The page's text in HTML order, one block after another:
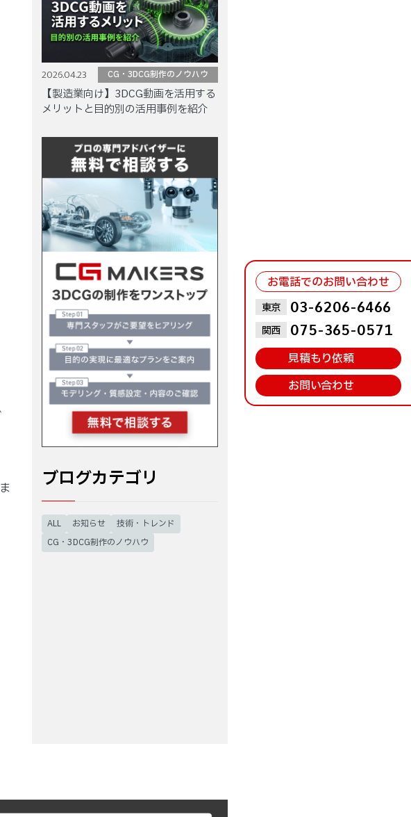
2026.04.23 CG・3DCG制作のノウハウ
【製造業向け】3DCG動画を活用する
メリットと目的別の活用事例を紹介
ブログカテゴリ
ALL お知らせ
技術・トレンド
CG・3DCG制作のノウハウ
お問い合わせはこちら
お電話でのお問い合わせ
東京 03-6206-6466
関西
075-365-0571
見積もり依頼
お問い合わせ